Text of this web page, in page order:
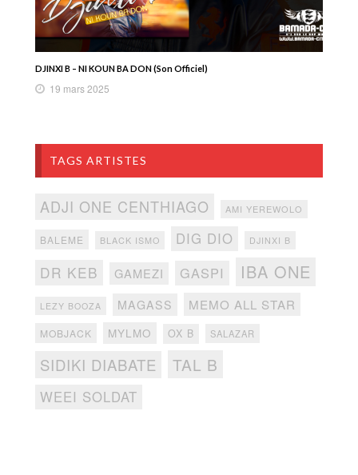
DJINXI B – NI KOUN BA DON (Son Officiel)
19 mars 2025
TAGS ARTISTES
ADJI ONE CENTHIAGO AMI YEREWOLO
BALEME BLACK ISMO DIG DIO DJINXI B
DR KEB GAMEZI GASPI IBA ONE
LEZY BOOZA MAGASS MEMO ALL STAR
MOBJACK MYLMO OX B SALAZAR
SIDIKI DIABATE TAL B
WEEI SOLDAT